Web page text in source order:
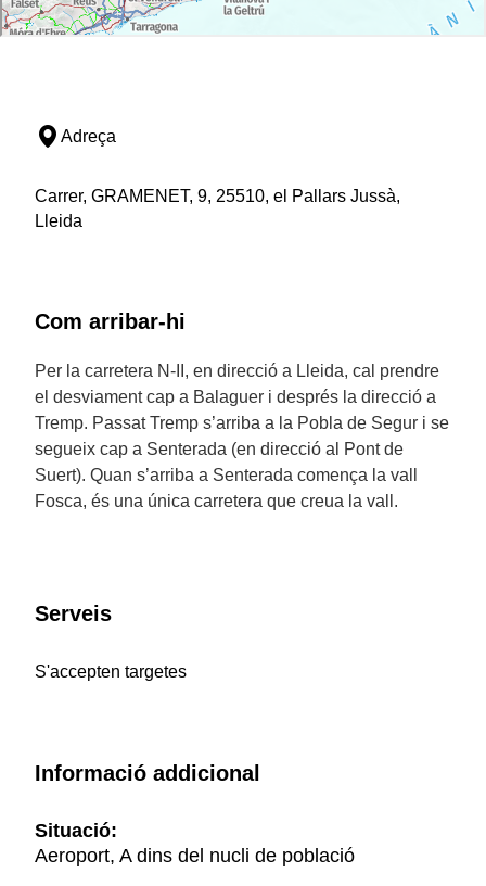
Adreça
Carrer, GRAMENET, 9, 25510, el Pallars Jussà,
Lleida
Com arribar-hi
Per la carretera N-II, en direcció a Lleida, cal prendre
el desviament cap a Balaguer i després la direcció a
Tremp. Passat Tremp s’arriba a la Pobla de Segur i se
segueix cap a Senterada (en direcció al Pont de
Suert). Quan s’arriba a Senterada comença la vall
Fosca, és una única carretera que creua la vall.
Serveis
S'accepten targetes
Informació addicional
Situació:
Aeroport, A dins del nucli de població